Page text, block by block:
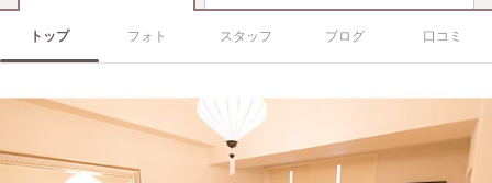
トップ フォト スタッフ ブログ 口コミ